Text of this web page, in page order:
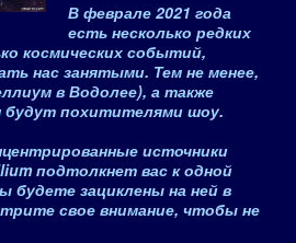
В феврале 2021 года
есть несколько редких
космических событий,
нас занятыми. Тем не менее,
в Водолее), а также
будут похитителями шоу.
источники
подтолкнет вас к одной
будете зациклены на ней в
свое внимание, чтобы не